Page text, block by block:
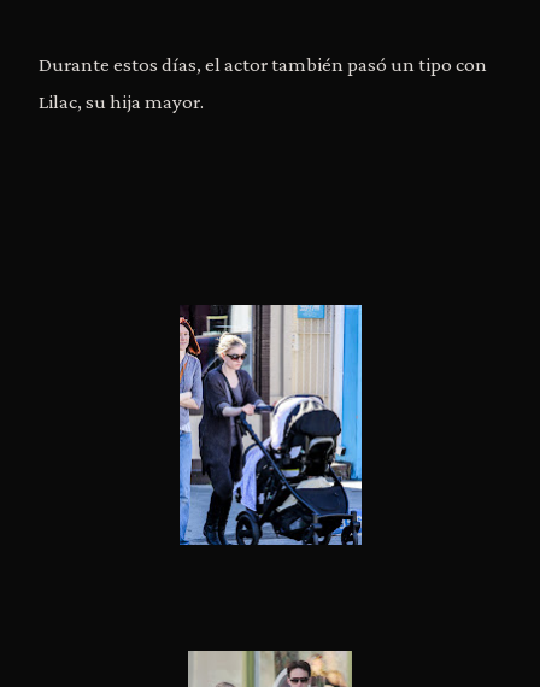
Durante estos días, el actor también pasó un tipo con
Lilac, su hija mayor.